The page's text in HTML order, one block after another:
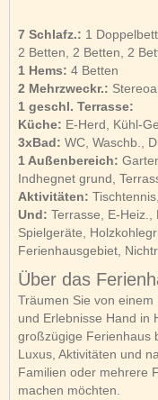
7 Schlafz.: 1
2 Betten, 2 Betten, 2
1 Hems: 4 Betten
2 Mehrzweckr.:
1 geschl. Terrasse:
Küche: E-Herd, Kühl-
3xBad: WC, Waschb.,
1 Außenbereich:
Indhegnet grund,
Aktivitäten:
Und: Terrasse, E-Heiz.,
Spielgeräte,
Ferienhausgebiet,
Über das
Träumen Sie von
und Erlebnisse Hand in
großzügige Ferienhaus
Luxus, Aktivitäten und
Familien oder mehrere
machen möchten.